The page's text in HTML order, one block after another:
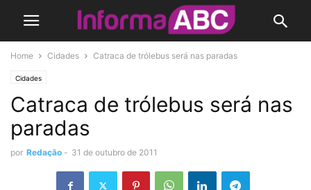
Home Cidades Catraca de trólebus será nas paradas
Cidades
Catraca de trólebus será nas
paradas
por Redação - 31 de outubro de 2011